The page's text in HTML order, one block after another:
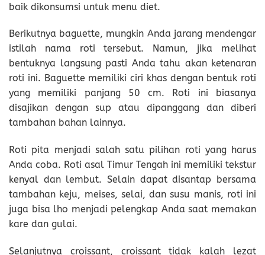
baik dikonsumsi untuk menu diet.
Berikutnya baguette, mungkin Anda jarang mendengar
istilah nama roti tersebut. Namun, jika melihat
bentuknya langsung pasti Anda tahu akan ketenaran
roti ini. Baguette memiliki ciri khas dengan bentuk roti
yang memiliki panjang 50 cm. Roti ini biasanya
disajikan dengan sup atau dipanggang dan diberi
tambahan bahan lainnya.
Roti pita menjadi salah satu pilihan roti yang harus
Anda coba. Roti asal Timur Tengah ini memiliki tekstur
kenyal dan lembut. Selain dapat disantap bersama
tambahan keju, meises, selai, dan susu manis, roti ini
juga bisa lho menjadi pelengkap Anda saat memakan
kare dan gulai.
Selanjutnya croissant, croissant tidak kalah lezat